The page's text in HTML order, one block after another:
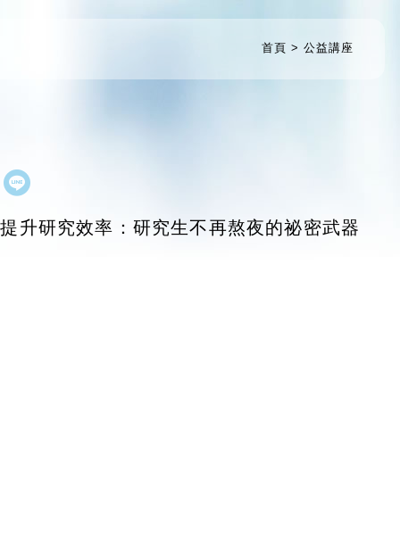
首頁 公益講座
升研究效率：研究生不再熬夜的祕密武器